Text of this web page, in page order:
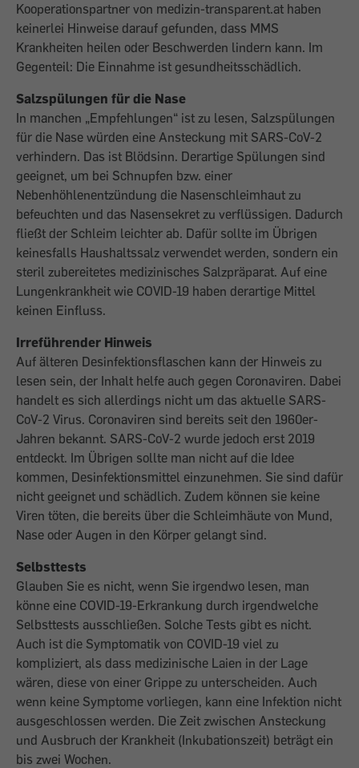
Kooperationspartner von medizin-transparent.at haben
keinerlei Hinweise darauf gefunden, dass MMS
Krankheiten heilen oder Beschwerden lindern kann. Im
Gegenteil: Die Einnahme ist gesundheitsschädlich.
Salzspülungen für die Nase
In manchen „Empfehlungen“ ist zu lesen, Salzspülungen
für die Nase würden eine Ansteckung mit SARS-CoV-2
verhindern. Das ist Blödsinn. Derartige Spülungen sind
geeignet, um bei Schnupfen bzw. einer
Nebenhöhlenentzündung die Nasenschleimhaut zu
befeuchten und das Nasensekret zu verflüssigen. Dadurch
fließt der Schleim leichter ab. Dafür sollte im Übrigen
keinesfalls Haushaltssalz verwendet werden, sondern ein
steril zubereitetes medizinisches Salzpräparat. Auf eine
Lungenkrankheit wie COVID-19 haben derartige Mittel
keinen Einfluss.
Irreführender Hinweis
Auf älteren Desinfektionsflaschen kann der Hinweis zu
lesen sein, der Inhalt helfe auch gegen Coronaviren. Dabei
handelt es sich allerdings nicht um das aktuelle SARS-
CoV-2 Virus. Coronaviren sind bereits seit den 1960er-
Jahren bekannt. SARS-CoV-2 wurde jedoch erst 2019
entdeckt. Im Übrigen sollte man nicht auf die Idee
kommen, Desinfektionsmittel einzunehmen. Sie sind dafür
nicht geeignet und schädlich. Zudem können sie keine
Viren töten, die bereits über die Schleimhäute von Mund,
Nase oder Augen in den Körper gelangt sind.
Selbsttests
Glauben Sie es nicht, wenn Sie irgendwo lesen, man
könne eine COVID-19-Erkrankung durch irgendwelche
Selbsttests ausschließen. Solche Tests gibt es nicht.
Auch ist die Symptomatik von COVID-19 viel zu
kompliziert, als dass medizinische Laien in der Lage
wären, diese von einer Grippe zu unterscheiden. Auch
wenn keine Symptome vorliegen, kann eine Infektion nicht
ausgeschlossen werden. Die Zeit zwischen Ansteckung
und Ausbruch der Krankheit (Inkubationszeit) beträgt ein
bis zwei Wochen.